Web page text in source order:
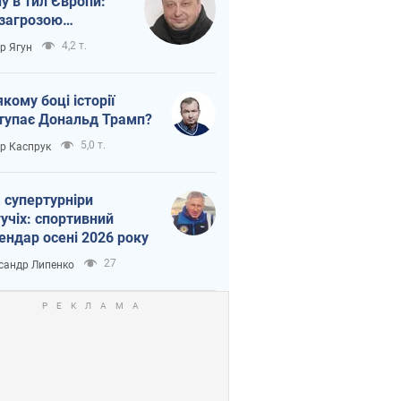
логістика
Ягун 4,2 т.
боці історії
Дональд Трамп?
Каспрук 5,0 т.
спортивний
осені 2026 року
Липенко 27